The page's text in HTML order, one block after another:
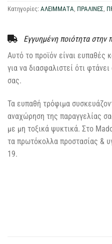
Κατηγορίες: ΑΛΕΙΜΜΑΤΑ, ΠΡΑΛΙΝΕΣ,
Εγγυημένη ποιότητα στην
Αυτό το προϊόν είναι ευπαθές
για να διασφαλιστεί ότι
σας.
Τα ευπαθή τρόφιμα
αναχώρηση της παραγγελίας
με μη τοξικά ψυκτικά. Στο
τα πρωτόκολλα προστασίας &
19.